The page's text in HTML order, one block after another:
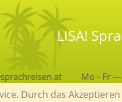
LISA!
Mo - Fr
Durch das